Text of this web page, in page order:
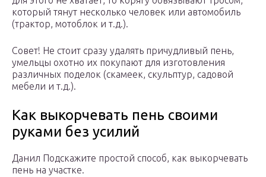
который тянут несколько человек или автомобиль
(трактор, мотоблок и т.д.).
Совет! Не стоит сразу удалять причудливый пень,
умельцы охотно их покупают для изготовления
различных поделок (скамеек, скульптур, садовой
мебели и т.д.).
Как выкорчевать пень своими
руками без усилий
Данил Подскажите простой способ, как выкорчевать
пень на участке.